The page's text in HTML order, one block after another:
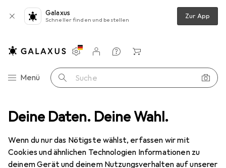
Deine Daten. Deine Wahl.
Wenn du nur das Nötigste wählst, erfassen wir mit
Cookies und ähnlichen Technologien Informationen zu
deinem Gerät und deinem Nutzungsverhalten auf unserer
Galaxus
Schneller finden und bestellen Zur App
Navigation nach Kategorien
Menü Suche
Einstellungen
Kundenkonto
Vergleichslisten
Merklisten
Warenkorb
Reisegepäck + Zubehör Reisezubehör Intirilife Kofferwaage
12 Bilder